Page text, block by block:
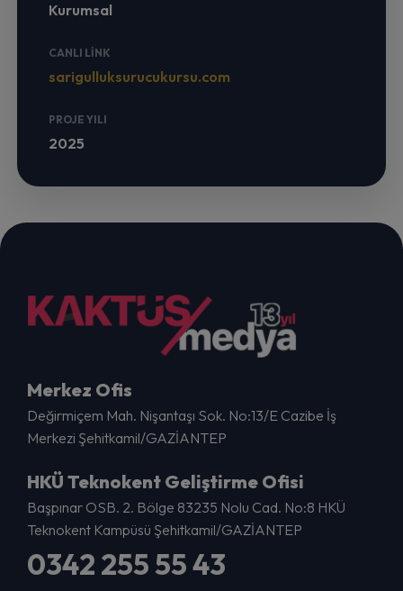
Kurumsal
CANLI LINK
sarigulluksurucukursu.com
PROJE YILI
2025
Merkez Ofis
Değirmiçem Mah. Nişantaşı Sok. No:13/E Cazibe İş
Merkezi Şehitkamil/GAZİANTEP
HKÜ Teknokent Geliştirme Ofisi
Başpınar OSB. 2. Bölge 83235 Nolu Cad. No:8 HKÜ
Teknokent Kampüsü Şehitkamil/GAZİANTEP
0342 255 55 43